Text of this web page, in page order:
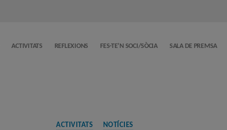
ACTIVITATS REFLEXIONS FES-TE’N SOCI/SÒCIA SALA DE PREMSA
Categories
ACTIVITATS NOTÍCIES